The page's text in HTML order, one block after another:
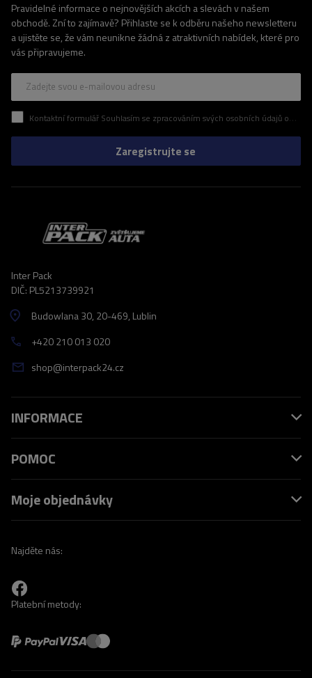
Pravidelné informace o nejnovějších akcích a slevách v našem
obchodě. Zní to zajímavě? Přihlaste se k odběru našeho newsletteru
a ujistěte se, že vám neunikne žádná z atraktivních nabídek, které pro
vás připravujeme.
Zadejte svou e-mailovou adresu
Kontaktní formulář Souhlasím se zpracováním svých osobních údajů obsažených v kontaktním formuláři v souladu s nařízením Evropského parlamentu a Rady (EU)
Zaregistrujte se
Inter Pack
DIČ: PL5213739921
Budowlana 30, 20-469, Lublin
+420 210 013 020
shop@interpack24.cz
INFORMACE
POMOC
Moje objednávky
Najděte nás:
Platební metody: